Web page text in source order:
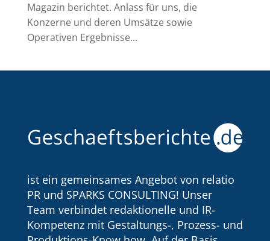
Magazin berichtet. Anlass für uns, die
Konzerne und deren Umsätze sowie
Operativen Ergebnisse...
ist ein gemeinsames Angebot von relatio
PR und SPARKS CONSULTING! Unser
Team verbindet redaktionelle und IR-
Kompetenz mit Gestaltungs-, Prozess- und